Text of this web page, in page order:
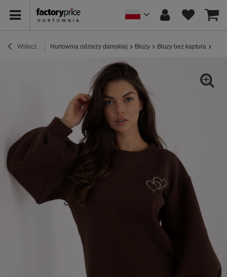
Wstecz Hurtownia odzieży damskiej Bluzy Bluzy bez kaptura